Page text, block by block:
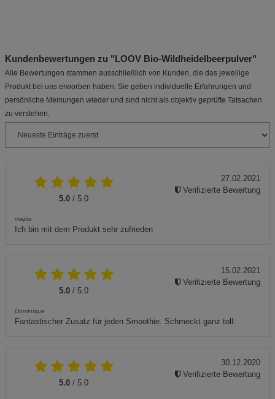
Kundenbewertungen zu "LOOV Bio-Wildheidelbeerpulver"
Alle Bewertungen stammen ausschließlich von Kunden, die das jeweilige
Produkt bei uns erworben haben. Sie geben individuelle Erfahrungen und
persönliche Meinungen wieder und sind nicht als objektiv geprüfte Tatsachen
zu verstehen.
5.0 / 5.0
majda
Ich bin mit dem Produkt sehr zufrieden
27.02.2021
Verifizierte Bewertung
5.0 / 5.0
Dominique
Fantastischer Zusatz für jeden Smoothie. Schmeckt ganz toll.
15.02.2021
Verifizierte Bewertung
5.0 / 5.0
30.12.2020
Verifizierte Bewertung